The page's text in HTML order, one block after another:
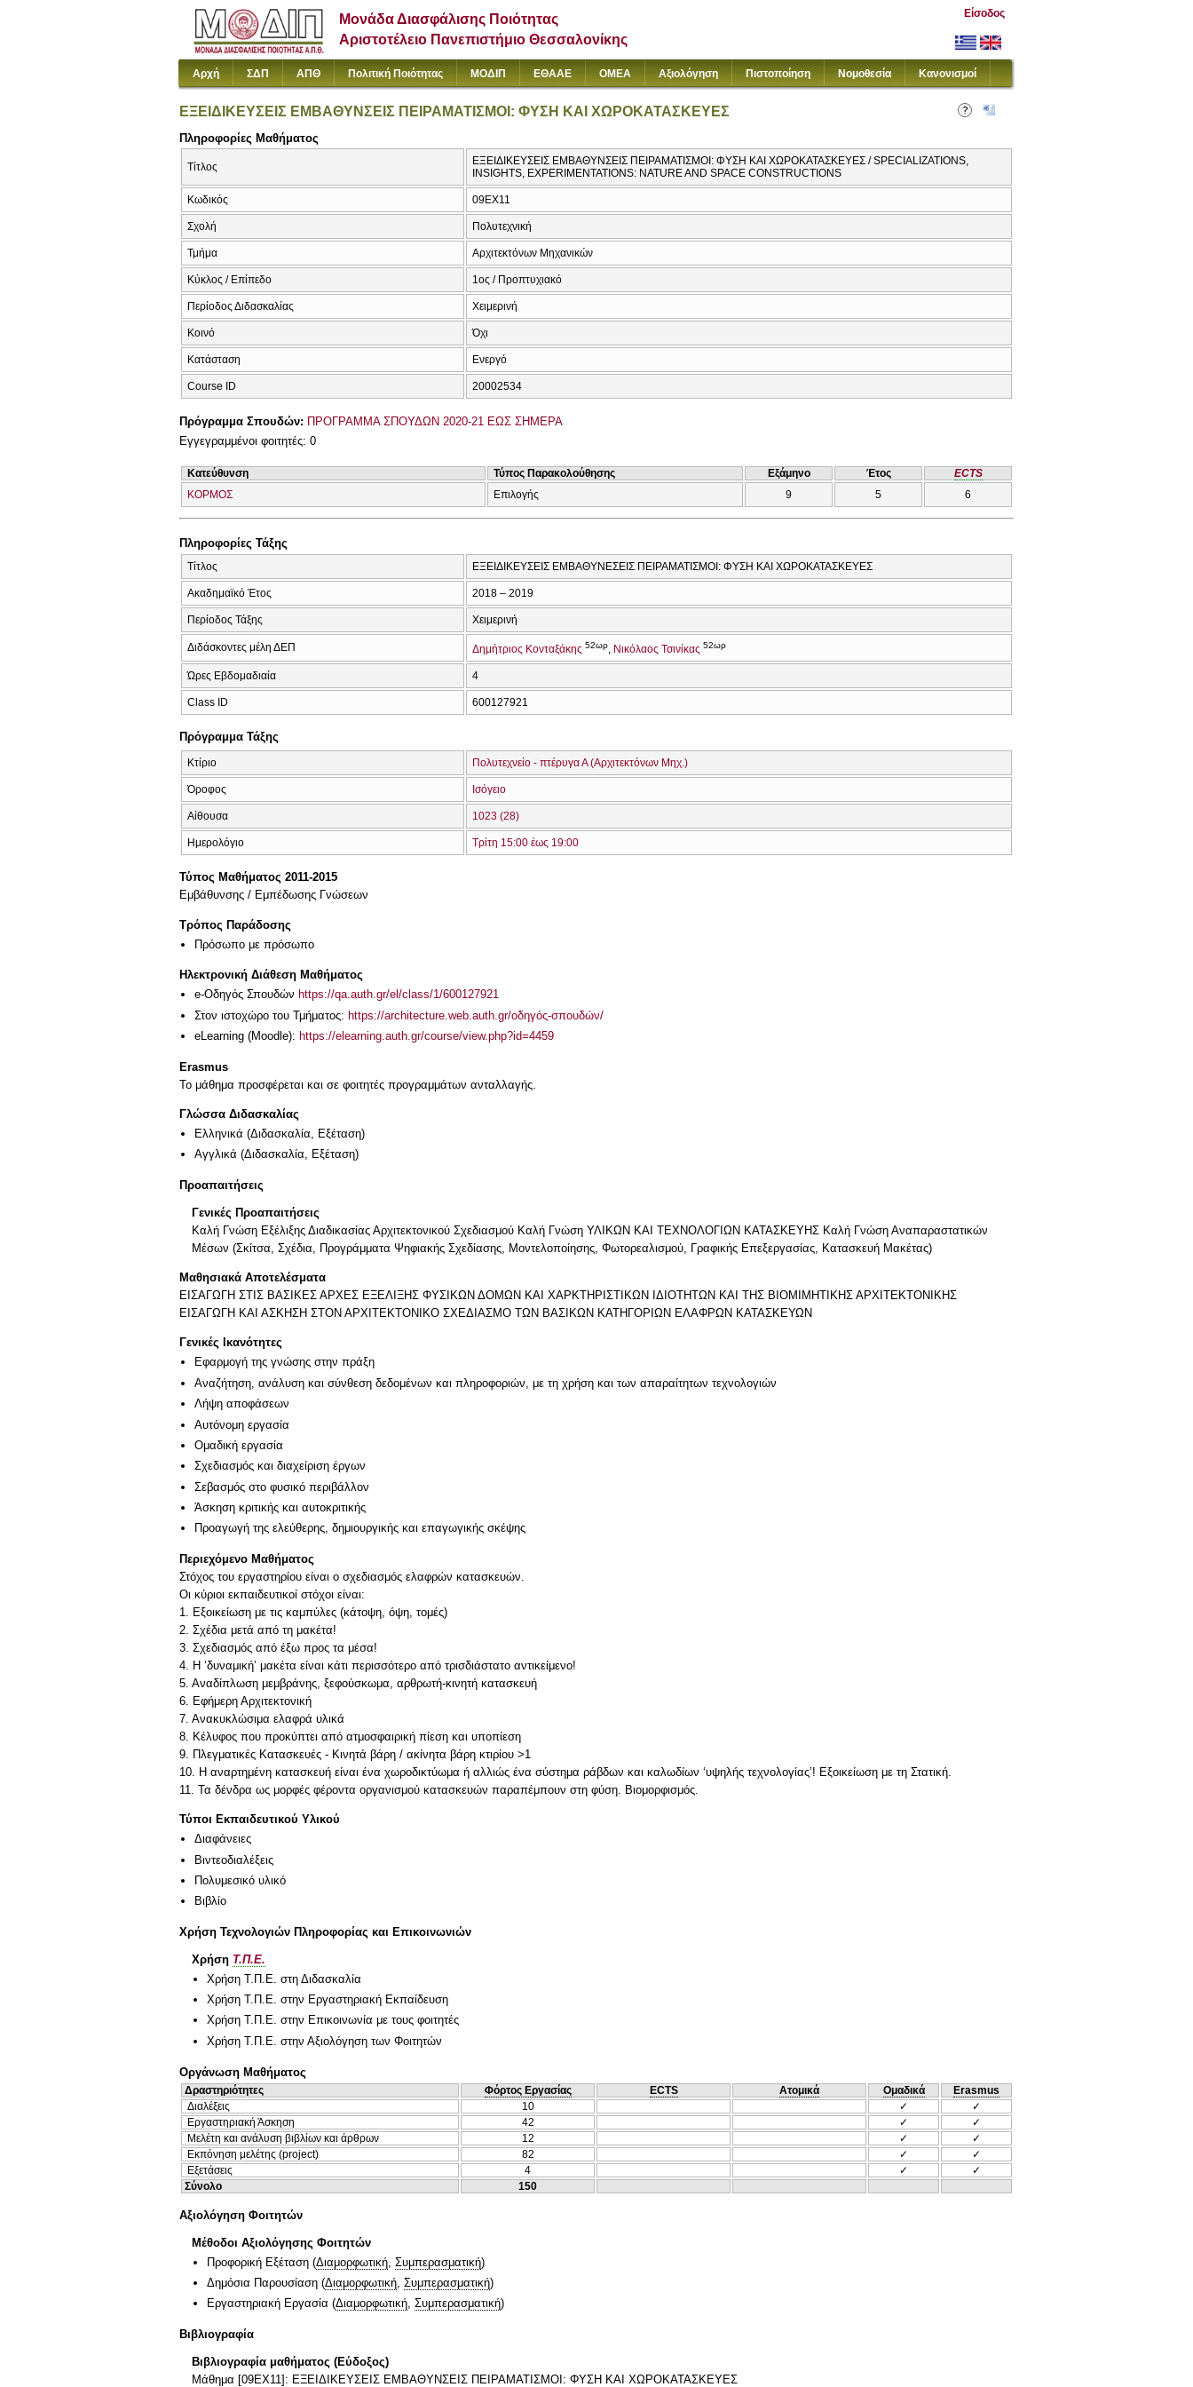
Μονάδα Διασφάλισης Ποιότητας
Αριστοτέλειο Πανεπιστήμιο Θεσσαλονίκης
Είσοδος
Αρχή ΣΔΠ ΑΠΘ Πολιτική Ποιότητας ΜΟΔΙΠ ΕΘΑΑΕ ΟΜΕΑ Αξιολόγηση Πιστοποίηση Νομοθεσία Κανονισμοί
ΕΞΕΙΔΙΚΕΥΣΕΙΣ ΕΜΒΑΘΥΝΣΕΙΣ ΠΕΙΡΑΜΑΤΙΣΜΟΙ: ΦΥΣΗ ΚΑΙ ΧΩΡΟΚΑΤΑΣΚΕΥΕΣ
Πληροφορίες Μαθήματος
Τίτλος
ΕΞΕΙΔΙΚΕΥΣΕΙΣ ΕΜΒΑΘΥΝΣΕΙΣ ΠΕΙΡΑΜΑΤΙΣΜΟΙ: ΦΥΣΗ ΚΑΙ ΧΩΡΟΚΑΤΑΣΚΕΥΕΣ / SPECIALIZATIONS,
INSIGHTS, EXPERIMENTATIONS: NATURE AND SPACE CONSTRUCTIONS
Κωδικός 09EX11
Σχολή Πολυτεχνική
Τμήμα Αρχιτεκτόνων Μηχανικών
Κύκλος / Επίπεδο 1ος / Προπτυχιακό
Περίοδος Διδασκαλίας Χειμερινή
Κοινό Όχι
Κατάσταση Ενεργό
Course ID 20002534
Πρόγραμμα Σπουδών: ΠΡΟΓΡΑΜΜΑ ΣΠΟΥΔΩΝ 2020-21 ΕΩΣ ΣΗΜΕΡΑ
Εγγεγραμμένοι φοιτητές: 0
Κατεύθυνση Τύπος Παρακολούθησης Εξάμηνο Έτος
ECTS
ΚΟΡΜΟΣ
Επιλογής 9 5 6
Πληροφορίες Τάξης
Τίτλος ΕΞΕΙΔΙΚΕΥΣΕΙΣ ΕΜΒΑΘΥΝΕΣΕΙΣ ΠΕΙΡΑΜΑΤΙΣΜΟΙ: ΦΥΣΗ ΚΑΙ ΧΩΡΟΚΑΤΑΣΚΕΥΕΣ
Ακαδημαϊκό Έτος 2018 – 2019
Περίοδος Τάξης Χειμερινή
Διδάσκοντες μέλη ΔΕΠ Δημήτριος Κονταξάκης 52ωρ Νικόλαος Τσινίκας 52ωρ
Ώρες Εβδομαδιαία 4
Class ID 600127921
Πρόγραμμα Τάξης
Κτίριο Πολυτεχνείο - πτέρυγα Α (Αρχιτεκτόνων Μηχ.)
Όροφος Ισόγειο
Αίθουσα 1023 (28)
Ημερολόγιο Τρίτη 15:00 έως 19:00
Τύπος Μαθήματος 2011-2015
Εμβάθυνσης / Εμπέδωσης Γνώσεων
Τρόπος Παράδοσης
Πρόσωπο με πρόσωπο
Ηλεκτρονική Διάθεση Μαθήματος
e-Οδηγός Σπουδών https://qa.auth.gr/el/class/1/600127921
Στον ιστοχώρο του Τμήματος: https://architecture.web.auth.gr/οδηγός-σπουδών/
eLearning (Moodle): https://elearning.auth.gr/course/view.php?id=4459
Erasmus
Το μάθημα προσφέρεται και σε φοιτητές προγραμμάτων ανταλλαγής.
Γλώσσα Διδασκαλίας
Ελληνικά (Διδασκαλία, Εξέταση)
Αγγλικά (Διδασκαλία, Εξέταση)
Προαπαιτήσεις
Γενικές Προαπαιτήσεις
Καλή Γνώση Εξέλιξης Διαδικασίας Αρχιτεκτονικού Σχεδιασμού Καλή Γνώση ΥΛΙΚΩΝ ΚΑΙ ΤΕΧΝΟΛΟΓΙΩΝ ΚΑΤΑΣΚΕΥΗΣ Καλή Γνώση Αναπαραστατικών
Μέσων (Σκίτσα, Σχέδια, Προγράμματα Ψηφιακής Σχεδίασης, Μοντελοποίησης, Φωτορεαλισμού, Γραφικής Επεξεργασίας, Κατασκευή Μακέτας)
Μαθησιακά Αποτελέσματα
ΕΙΣΑΓΩΓΗ ΣΤΙΣ ΒΑΣΙΚΕΣ ΑΡΧΕΣ ΕΞΕΛΙΞΗΣ ΦΥΣΙΚΩΝ ΔΟΜΩΝ ΚΑΙ ΧΑΡΚΤΗΡΙΣΤΙΚΩΝ ΙΔΙΟΤΗΤΩΝ ΚΑΙ ΤΗΣ ΒΙΟΜΙΜΗΤΙΚΗΣ ΑΡΧΙΤΕΚΤΟΝΙΚΗΣ
ΕΙΣΑΓΩΓΗ ΚΑΙ ΑΣΚΗΣΗ ΣΤΟΝ ΑΡΧΙΤΕΚΤΟΝΙΚΟ ΣΧΕΔΙΑΣΜΟ ΤΩΝ ΒΑΣΙΚΩΝ ΚΑΤΗΓΟΡΙΩΝ ΕΛΑΦΡΩΝ ΚΑΤΑΣΚΕΥΩΝ
Γενικές Ικανότητες
Εφαρμογή της γνώσης στην πράξη
Αναζήτηση, ανάλυση και σύνθεση δεδομένων και πληροφοριών, με τη χρήση και των απαραίτητων τεχνολογιών
Λήψη αποφάσεων
Αυτόνομη εργασία
Ομαδική εργασία
Σχεδιασμός και διαχείριση έργων
Σεβασμός στο φυσικό περιβάλλον
Άσκηση κριτικής και αυτοκριτικής
Προαγωγή της ελεύθερης, δημιουργικής και επαγωγικής σκέψης
Περιεχόμενο Μαθήματος
Στόχος του εργαστηρίου είναι ο σχεδιασμός ελαφρών κατασκευών.
Οι κύριοι εκπαιδευτικοί στόχοι είναι:
1. Εξοικείωση με τις καμπύλες (κάτοψη, όψη, τομές)
2. Σχέδια μετά από τη μακέτα!
3. Σχεδιασμός από έξω προς τα μέσα!
4. Η ‘δυναμική’ μακέτα είναι κάτι περισσότερο από τρισδιάστατο αντικείμενο!
5. Αναδίπλωση μεμβράνης, ξεφούσκωμα, αρθρωτή-κινητή κατασκευή
6. Eφήμερη Αρχιτεκτονική
7. Ανακυκλώσιμα ελαφρά υλικά
8. Κέλυφος που προκύπτει από ατμοσφαιρική πίεση και υποπίεση
9. Πλεγματικές Κατασκευές - Κινητά βάρη / ακίνητα βάρη κτιρίου >1
10. Η αναρτημένη κατασκευή είναι ένα χωροδικτύωμα ή αλλιώς ένα σύστημα ράβδων και καλωδίων ‘υψηλής τεχνολογίας’! Εξοικείωση με τη Στατική.
11. Τα δένδρα ως μορφές φέροντα οργανισμού κατασκευών παραπέμπουν στη φύση. Βιομορφισμός.
Τύποι Εκπαιδευτικού Υλικού
Διαφάνειες
Βιντεοδιαλέξεις
Πολυμεσικό υλικό
Βιβλίο
Χρήση Τεχνολογιών Πληροφορίας και Επικοινωνιών
Χρήση Τ.Π.Ε.
Χρήση Τ.Π.Ε. στη Διδασκαλία
Χρήση Τ.Π.Ε. στην Εργαστηριακή Εκπαίδευση
Χρήση Τ.Π.Ε. στην Επικοινωνία με τους φοιτητές
Χρήση Τ.Π.Ε. στην Αξιολόγηση των Φοιτητών
Οργάνωση Μαθήματος
Δραστηριότητες Φόρτος Εργασίας ECTS Ατομικά Ομαδικά
Erasmus
Διαλέξεις
10 ✓
✓
Εργαστηριακή Άσκηση
42 ✓
✓
Μελέτη και ανάλυση βιβλίων και άρθρων
12 ✓
✓
Εκπόνηση μελέτης (project)
82 ✓
✓
Εξετάσεις
4 ✓
✓
Σύνολο
150
Αξιολόγηση Φοιτητών
Μέθοδοι Αξιολόγησης Φοιτητών
Προφορική Εξέταση (Διαμορφωτική Συμπερασματική)
Δημόσια Παρουσίαση (Διαμορφωτική Συμπερασματική)
Εργαστηριακή Εργασία (Διαμορφωτική, Συμπερασματική)
Βιβλιογραφία
Βιβλιογραφία μαθήματος (Εύδοξος)
Μάθημα [09ΕΧ11]: ΕΞΕΙΔΙΚΕΥΣΕΙΣ ΕΜΒΑΘΥΝΣΕΙΣ ΠΕΙΡΑΜΑΤΙΣΜΟΙ: ΦΥΣΗ ΚΑΙ ΧΩΡΟΚΑΤΑΣΚΕΥΕΣ